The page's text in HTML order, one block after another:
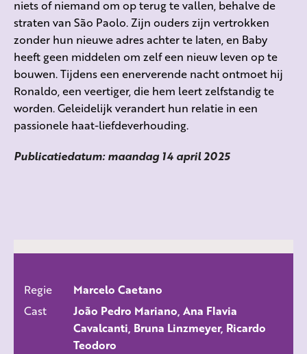
niets of niemand om op terug te vallen, behalve de
straten van São Paolo. Zijn ouders zijn vertrokken
zonder hun nieuwe adres achter te laten, en Baby
heeft geen middelen om zelf een nieuw leven op te
bouwen. Tijdens een enerverende nacht ontmoet hij
Ronaldo, een veertiger, die hem leert zelfstandig te
worden. Geleidelijk verandert hun relatie in een
passionele haat-liefdeverhouding.
Publicatiedatum: maandag 14 april 2025
Regie
Marcelo Caetano
Cast
João Pedro Mariano, Ana Flavia
Cavalcanti, Bruna Linzmeyer, Ricardo
Teodoro